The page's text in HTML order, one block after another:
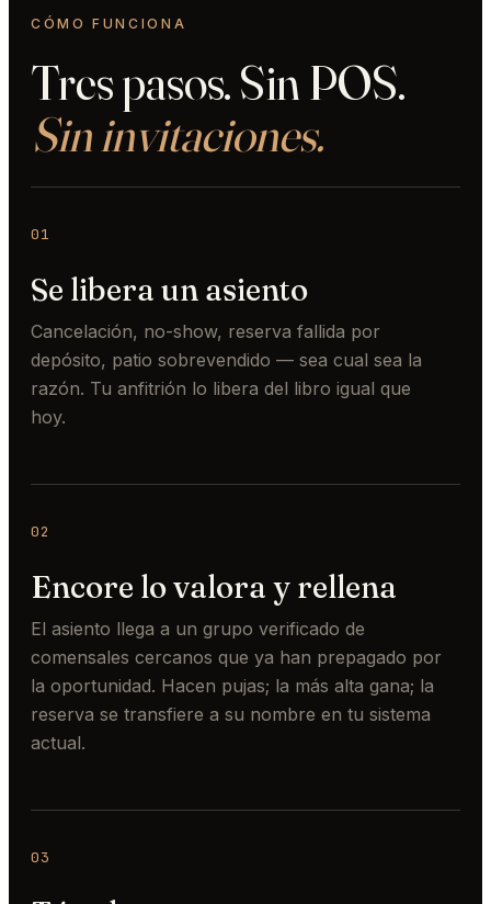
CÓMO FUNCIONA
Tres pasos. Sin POS.
Sin invitaciones.
01
Se libera un asiento
Cancelación, no-show, reserva fallida por
depósito, patio sobrevendido — sea cual sea la
razón. Tu anfitrión lo libera del libro igual que
hoy.
02
Encore lo valora y rellena
El asiento llega a un grupo verificado de
comensales cercanos que ya han prepagado por
la oportunidad. Hacen pujas; la más alta gana; la
reserva se transfiere a su nombre en tu sistema
actual.
03